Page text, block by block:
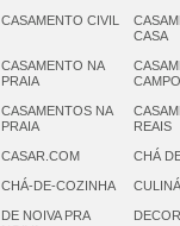
CASAMENTO CIVIL
CASA
CASAMENTO NA
PRAIA
CAMPO
CASAMENTOS NA
PRAIA
REAIS
CASAR.COM CHÁ
CHÁ-DE-COZINHA
DE NOIVA PRA